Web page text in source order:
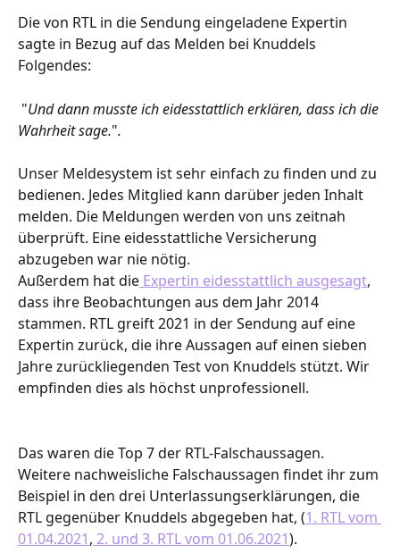
Die von RTL in die Sendung eingeladene Expertin
sagte in Bezug auf das Melden bei Knuddels
Folgendes:
"Und dann musste ich eidesstattlich erklären, dass ich die
Wahrheit sage.".
Unser Meldesystem ist sehr einfach zu finden und zu
bedienen. Jedes Mitglied kann darüber jeden Inhalt
melden. Die Meldungen werden von uns zeitnah
überprüft. Eine eidesstattliche Versicherung
abzugeben war nie nötig.
Außerdem hat die Expertin eidesstattlich ausgesagt,
dass ihre Beobachtungen aus dem Jahr 2014
stammen. RTL greift 2021 in der Sendung auf eine
Expertin zurück, die ihre Aussagen auf einen sieben
Jahre zurückliegenden Test von Knuddels stützt. Wir
empfinden dies als höchst unprofessionell.
Das waren die Top 7 der RTL-Falschaussagen.
Weitere nachweisliche Falschaussagen findet ihr zum
Beispiel in den drei Unterlassungserklärungen, die
RTL gegenüber Knuddels abgegeben hat, (1. RTL vom
01.04.2021, 2. und 3. RTL vom 01.06.2021).